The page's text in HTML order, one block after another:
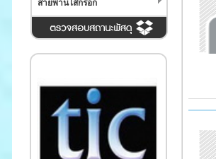
สายพานไส้กรอก